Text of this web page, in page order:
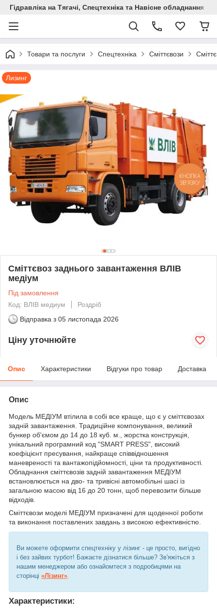
Гідравліка на Тягачі, Спецтехніка та Навісне обладнання
Товари та послуги Спецтехніка Сміттєвози
Лизинг
Сміттєвоз заднього завантаження ВЛІВ
медіум
Під замовлення
Код: ВЛIВ медиум
Роздріб
Відправка з 05 листопада 2026
Ціну уточнюйте
Опис Характеристики Відгуки про товар Доставка
Опис
Модель МЕДІУМ втілила в собі все краще, що є у сміттєвозах
задній завантаження. Традиційне компонування, великий
бункер об'ємом до 14 до 18 куб. м., жорстка конструкція,
унікальний програмний код "SMART PRESS", високий
коефіцієнт пресування, найкраще співвідношення
маневреності та вантажопідйомності, ціни та продуктивності.
Обладнання сміттєвозів задній завантаження МЕДІУМ
встановлюється на дво- та тривісні автомобільні шасі із
загальною масою від 16 до 20 тонн, щоб перевозити більше
відходів.
Сміттєвози моделі МЕДІУМ призначені для щоденної роботи
та виконання поставлених завдань з високою ефективністю.
Ви можете оформити спецтехніку у лізинг - це просто, вигідно
і без зайвих турбот! Бажаєте дізнатися більше? Зв'яжіться з
нашим менеджером або ознайомтеся з подробицями на
сторінці «Лізинг»
Характеристики:
КНОПКА
ЗВ'ЯЗКУ